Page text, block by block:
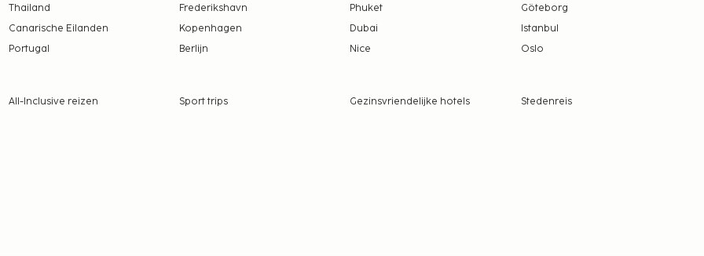
kamer als hun ouders
Thailand
Canarische Eilanden
Portugal
Frederikshavn
Phuket
Göteborg
Kopenhagen
Dubai
Istanbul
Berlijn
Nice Oslo
All-Inclusive reizen Sport trips Gezinsvriendelijke hotels
Stedenreis